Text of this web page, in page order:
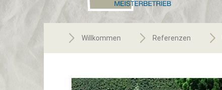
Willkommen Referenzen